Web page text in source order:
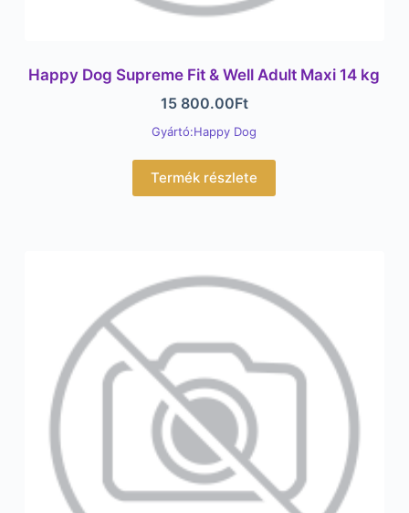
Happy Dog Supreme Fit & Well Adult Maxi 14 kg
15 800.00Ft
Gyártó:Happy Dog
Termék részlete